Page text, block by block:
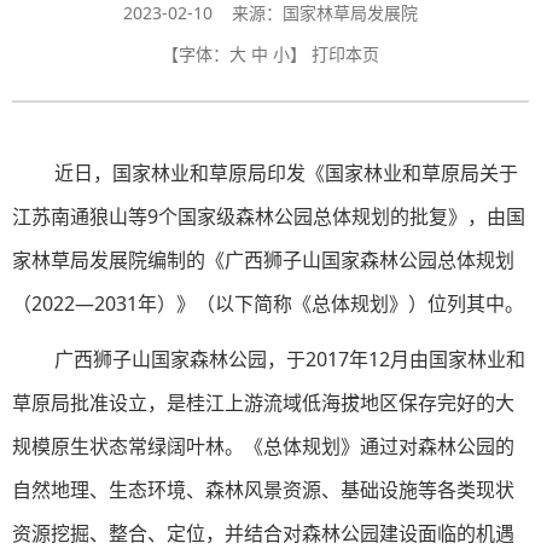
2023-02-10 来源：​国家林草局发展院
【字体： 大 中 小】 打印本页
近日，国家林业和草原局印发《国家林业和草原局关于
江苏南通狼山等9个国家级森林公园总体规划的批复》，由国
家林草局发展院编制的《广西狮子山国家森林公园总体规划
（2022—2031年）》（以下简称《总体规划》）位列其中。
广西狮子山国家森林公园，于2017年12月由国家林业和
草原局批准设立，是桂江上游流域低海拔地区保存完好的大
规模原生状态常绿阔叶林。《总体规划》通过对森林公园的
自然地理、生态环境、森林风景资源、基础设施等各类现状
资源挖掘、整合、定位，并结合对森林公园建设面临的机遇